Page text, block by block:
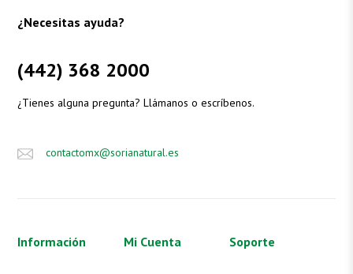
¿Necesitas ayuda?
(442) 368 2000
¿Tienes alguna pregunta? Llámanos o escríbenos.
contactomx@sorianatural.es
Información Mi Cuenta Soporte